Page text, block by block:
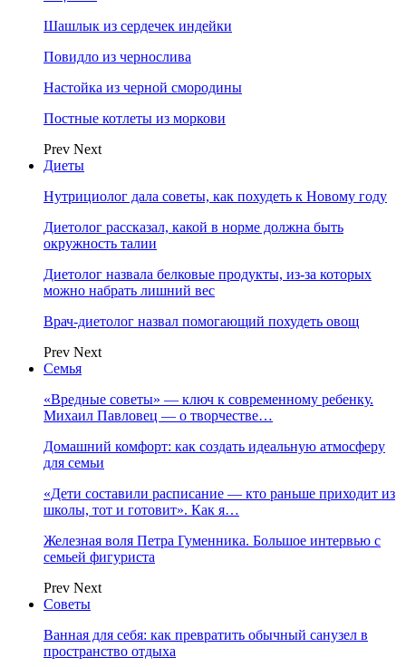
Шашлык из сердечек индейки
Повидло из чернослива
Настойка из черной смородины
Постные котлеты из моркови
Prev Next
Диеты
Нутрициолог дала советы, как похудеть к Новому году
Диетолог рассказал, какой в норме должна быть
окружность талии
Диетолог назвала белковые продукты, из-за которых
можно набрать лишний вес
Врач-диетолог назвал помогающий похудеть овощ
Prev Next
Семья
«Вредные советы» — ключ к современному ребенку.
Михаил Павловец — о творчестве…
Домашний комфорт: как создать идеальную атмосферу
для семьи
«Дети составили расписание — кто раньше приходит из
школы, тот и готовит». Как я…
Железная воля Петра Гуменника. Большое интервью с
семьей фигуриста
Prev Next
Советы
Ванная для себя: как превратить обычный санузел в
пространство отдыха